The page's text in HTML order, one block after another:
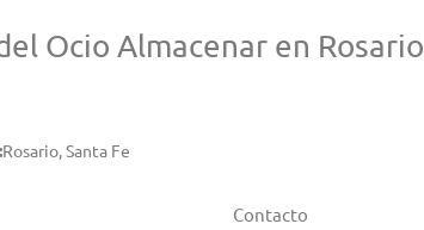
OcioAlmacenar en Rosario
Rosario, Santa Fe
Contacto